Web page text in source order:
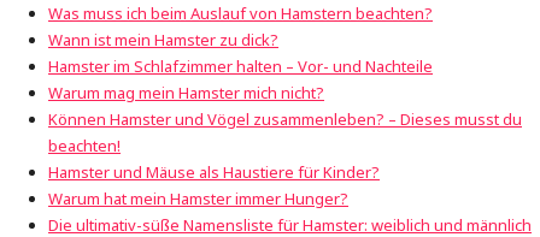
Was muss ich beim Auslauf von Hamstern beachten?
Wann ist mein Hamster zu dick?
Hamster im Schlafzimmer halten – Vor- und Nachteile
Warum mag mein Hamster mich nicht?
Können Hamster und Vögel zusammenleben? – Dieses musst du
beachten!
Hamster und Mäuse als Haustiere für Kinder?
Warum hat mein Hamster immer Hunger?
Die ultimativ-süße Namensliste für Hamster: weiblich und männlich